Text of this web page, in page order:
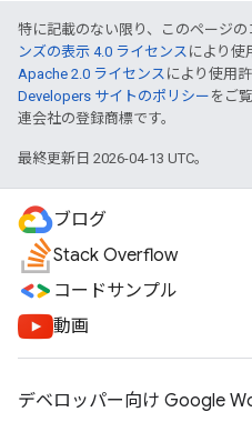
特に記載のない限り、このページの
ンズの表示 4.0 ライセンス により使
Apache 2.0 ライセンス により使用
Developers サイトのポリシー をご
連会社の登録商標です。
最終更新日 2026-04-13 UTC。
ブログ
Stack Overflow
コードサンプル
動画
デベロッパー向け Google